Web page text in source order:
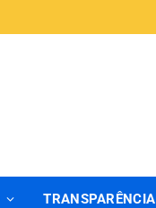
TRANSPARÊNCIA